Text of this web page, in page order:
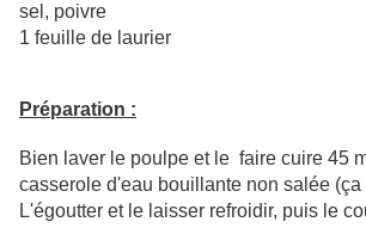
sel, poivre
1 feuille de laurier
Préparation :
Bien laver le poulpe et le faire cuire 45
casserole d'eau bouillante non salée (ça
L'égoutter et le laisser refroidir, puis le